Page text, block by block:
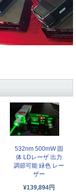
532nm 500mW 固
体 LDレーザ 出力
調節可能 緑色 レー
ザー
¥139,894円